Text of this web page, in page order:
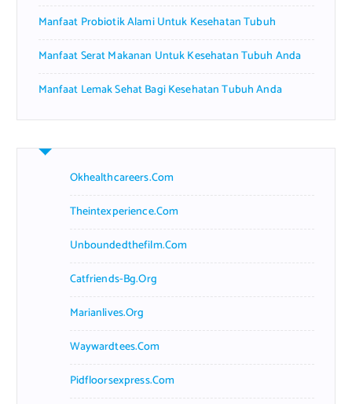
Manfaat Probiotik Alami Untuk Kesehatan Tubuh
Manfaat Serat Makanan Untuk Kesehatan Tubuh Anda
Manfaat Lemak Sehat Bagi Kesehatan Tubuh Anda
Okhealthcareers.com
Theintexperience.com
Unboundedthefilm.com
Catfriends-Bg.org
Marianlives.org
Waywardtees.com
Pidfloorsexpress.com